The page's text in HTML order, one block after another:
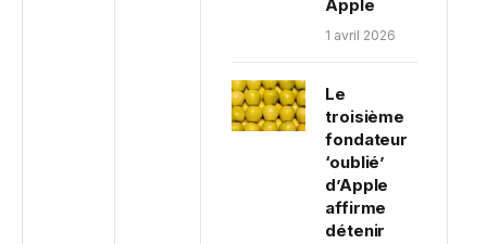
Apple
1 avril 2026
Le
troisième
fondateur
‘oublié’
d’Apple
affirme
détenir